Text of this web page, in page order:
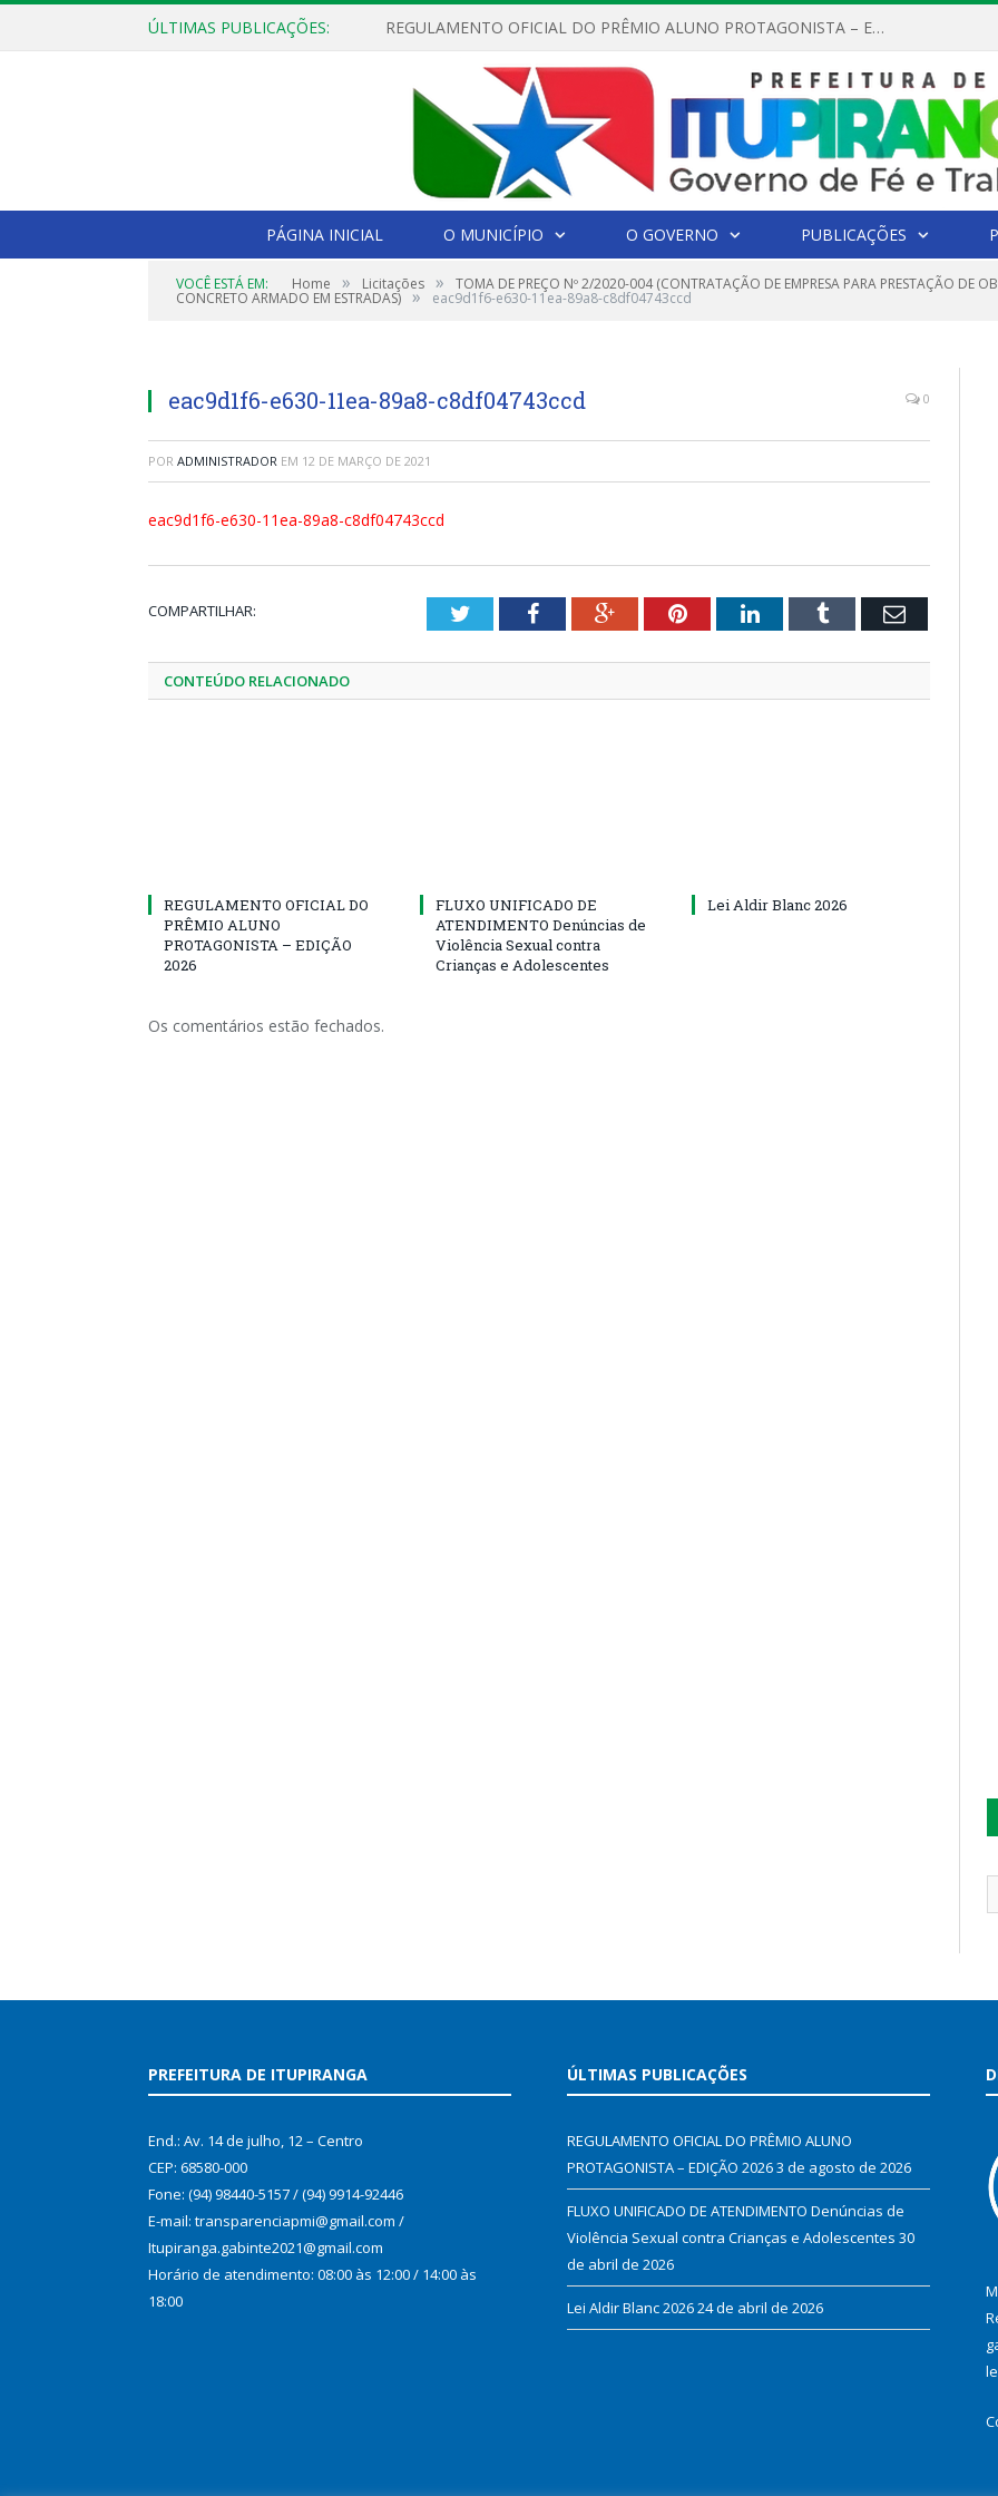
ÚLTIMAS PUBLICAÇÕES: REGULAMENTO OFICIAL DO PRÊMIO ALUNO PROTAGONISTA – EDIÇÃO 2026
PÁGINA INICIAL O MUNICÍPIO O GOVERNO PUBLICAÇÕES
VOCÊ ESTÁ EM: Home » Licitações » TOMA DE PREÇO Nº 2/2020-004 (CONTRATAÇÃO DE EMPRESA PARA PRESTAÇÃO DE
CONCRETO ARMADO EM ESTRADAS) » eac9d1f6-e630-11ea-89a8-c8df04743ccd
eac9d1f6-e630-11ea-89a8-c8df04743ccd 0
POR ADMINISTRADOR EM 12 DE MARÇO DE 2021
eac9d1f6-e630-11ea-89a8-c8df04743ccd
COMPARTILHAR: TwitterFacebookGoogle+PinterestLinkedInTumblr Email
CONTEÚDO RELACIONADO
REGULAMENTO OFICIAL DO
PRÊMIO ALUNO
PROTAGONISTA – EDIÇÃO
2026
FLUXO UNIFICADO DE
ATENDIMENTO Denúncias de
Violência Sexual contra
Crianças e Adolescentes
Lei Aldir Blanc 2026
Os comentários estão fechados.
PREFEITURA DE ITUPIRANGA
End.: Av. 14 de julho, 12 – Centro
CEP: 68580-000
Fone: (94) 98440-5157 / (94) 9914-92446
E-mail: transparenciapmi@gmail.com /
Itupiranga.gabinte2021@gmail.com
Horário de atendimento: 08:00 às 12:00 / 14:00 às
18:00
ÚLTIMAS PUBLICAÇÕES
REGULAMENTO OFICIAL DO PRÊMIO ALUNO
PROTAGONISTA – EDIÇÃO 20263 de agosto de 2026
FLUXO UNIFICADO DE ATENDIMENTO Denúncias de
Violência Sexual contra Crianças e Adolescentes 30
de abril de 2026
Lei Aldir Blanc 202624 de abril de 2026